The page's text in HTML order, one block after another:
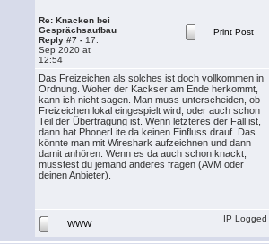
Re: Knacken bei
Gesprächsaufbau
Reply #7 - 17.
Sep 2020 at
12:54
Print Post
Das Freizeichen als solches ist doch vollkommen in
Ordnung. Woher der Kackser am Ende herkommt,
kann ich nicht sagen. Man muss unterscheiden, ob
Freizeichen lokal eingespielt wird, oder auch schon
Teil der Übertragung ist. Wenn letzteres der Fall ist,
dann hat PhonerLite da keinen Einfluss drauf. Das
könnte man mit Wireshark aufzeichnen und dann
damit anhören. Wenn es da auch schon knackt,
müsstest du jemand anderes fragen (AVM oder
deinen Anbieter).
WWW
IP Logged